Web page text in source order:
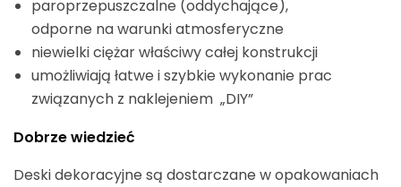
paroprzepuszczalne (oddychające),
odporne na warunki atmosferyczne
niewielki ciężar właściwy całej konstrukcji
umożliwiają łatwe i szybkie wykonanie prac
związanych z naklejeniem „DIY”
Dobrze wiedzieć
Deski dekoracyjne są dostarczane w opakowaniach